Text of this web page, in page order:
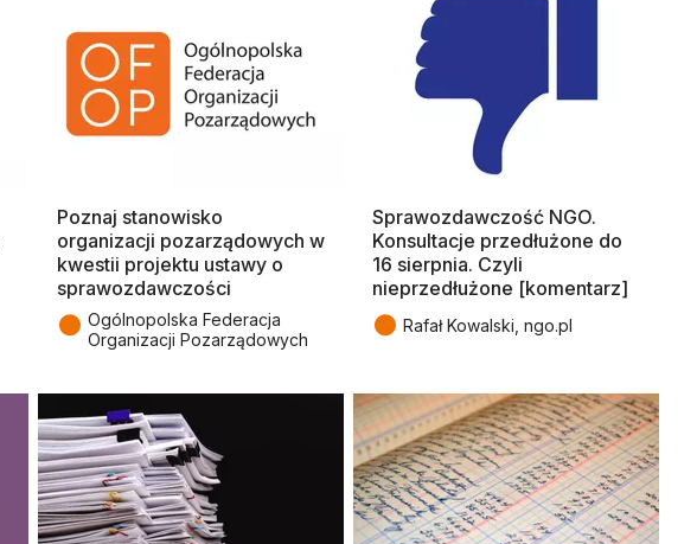
Poznaj stanowisko
organizacji pozarządowych w
kwestii projektu ustawy o
sprawozdawczości
● Ogólnopolska Federacja
Organizacji Pozarządowych
Sprawozdawczość NGO.
Konsultacje przedłużone do
16 sierpnia. Czyli
nieprzedłużone [komentarz]
● Rafał Kowalski, ngo.pl